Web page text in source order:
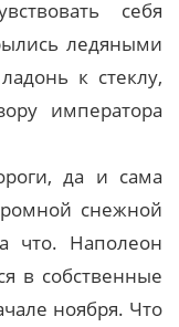
себя
ледяными
к стеклу,
императора
да и сама
снежной
что. Наполеон
в собственные
ноября. Что